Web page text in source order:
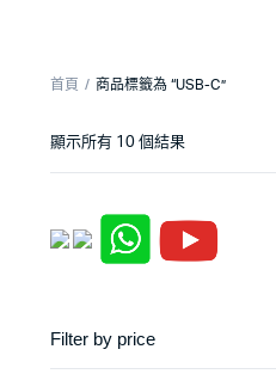
首頁 商品標籤為 “USB-C”
顯示所有 10 個結果
Filter by price